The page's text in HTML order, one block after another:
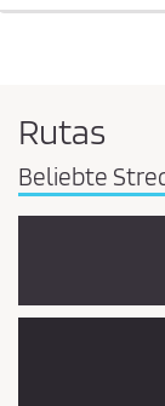
Rutas
Beliebte